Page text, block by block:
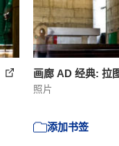
画廊 AD 经典: 拉
照片
添加书签